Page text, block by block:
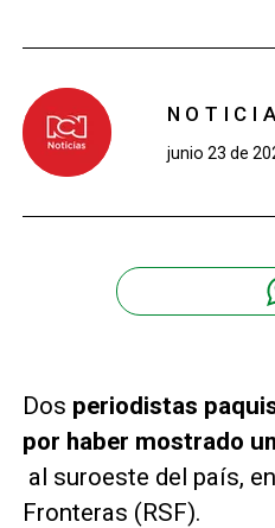
junio 23 de
Dos periodistas
por haber mostrado
al suroeste del país,
Fronteras (RSF).